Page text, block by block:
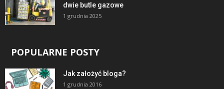
dwie butle gazowe
1 grudnia 2025
POPULARNE POSTY
Jak założyć bloga?
1 grudnia 2016